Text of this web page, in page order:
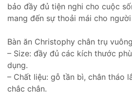
bảo đầy đủ tiện nghi cho cuộc
mang đến sự thoải mái cho
Bàn ăn Christophy chân trụ vuông
– Size: đầy đủ các kích thước
dụng.
– Chất liệu: gỗ tần bì, chân tháo
chắc chắn.